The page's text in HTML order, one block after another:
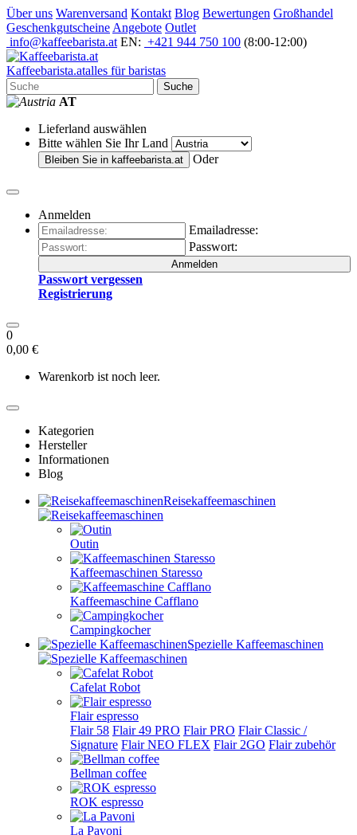
Über uns Warenversand Kontakt Blog Bewertungen Großhandel
Geschenkgutscheine Angebote Outlet
info@kaffeebarista.at EN: +421 944 750 100 (8:00-12:00)
Kaffeebarista.atalles für baristas
Suche
AT
Lieferland auswählen
Bitte wählen Sie Ihr Land
Bleiben Sie in kaffeebarista.at Oder
Anmelden
Emailadresse:
Passwort:
Anmelden
Passwort vergessen
Registrierung
0
0,00 €
Warenkorb ist noch leer.
Kategorien
Hersteller
Informationen
Blog
Reisekaffeemaschinen
Outin
Kaffeemaschinen Staresso
Kaffeemaschine Cafflano
Campingkocher
Spezielle Kaffeemaschinen
Cafelat Robot
Flair espresso
Flair 58 Flair 49 PRO Flair PRO Flair Classic /
Signature Flair NEO FLEX Flair 2GO Flair zubehör
Bellman coffee
ROK espresso
La Pavoni